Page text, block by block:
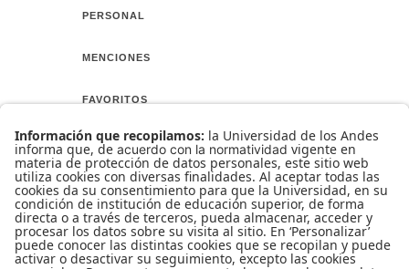
PERSONAL
MENCIONES
FAVORITOS
AMIGOS
CURSO